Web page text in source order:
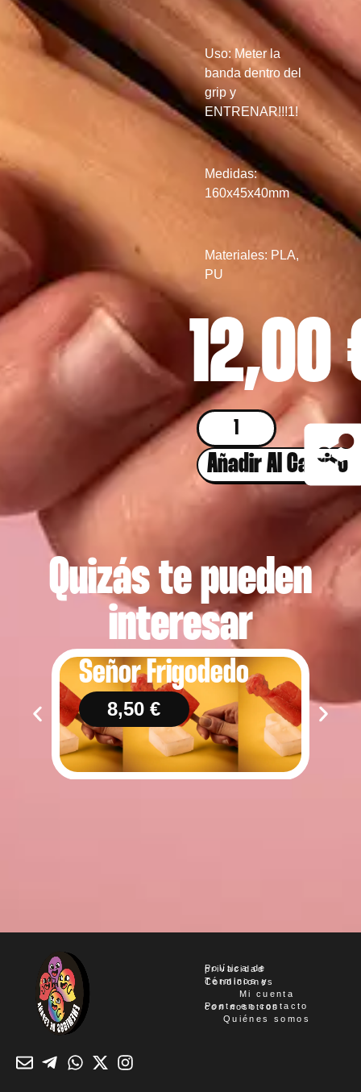
Uso: Meter la
banda dentro del
grip y
ENTRENAR!!!1!
Medidas:
160x45x40mm
Materiales: PLA,
PU
12,00
Añadir Al Carrito
Quizás te pueden
interesar
Señor Frigodedo
8,50€
Política de privacidad
Términos y Condiciones
Mi cuenta
Ponte en contacto con nosotros
Quiénes somos